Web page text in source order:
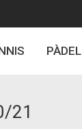
PÀDEL
21